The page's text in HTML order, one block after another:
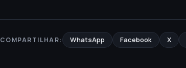
COMPARTILHAR: WhatsApp Facebook X